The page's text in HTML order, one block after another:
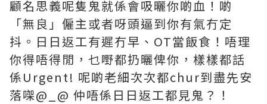
顧名思義呢隻鬼就係會吸曬你啲血！啲
「無良」僱主或者呀頭逼到你有氣冇定
抖。日日返工有遲冇早、OT當飯食！唔理
你得唔得閒，乜嘢都扔曬俾你，樣樣都話
係Urgent! 呢啲老細次次都chur到盡先安
落㗎@_@ 仲唔係日日返工都見鬼？！